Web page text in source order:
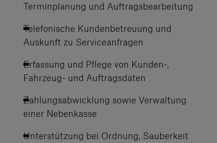
Terminplanung und Auftragsbearbeitung
Telefonische Kundenbetreuung und
Auskunft zu Serviceanfragen
Erfassung und Pflege von Kunden-,
Fahrzeug- und Auftragsdaten
Zahlungsabwicklung sowie Verwaltung
einer Nebenkasse
Unterstützung bei Ordnung, Sauberkeit